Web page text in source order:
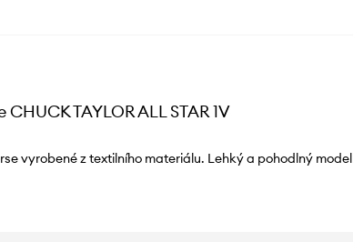
TAYLOR ALL STAR 1V
vyrobené z textilního materiálu. Lehký a pohodlný model